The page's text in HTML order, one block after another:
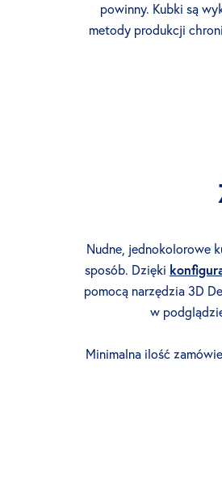
powinny. Kubki są
metody produkcji
Nudne, jednokolorowe
sposób. Dzięki
pomocą narzędzia 3D
w
Minimalna ilość